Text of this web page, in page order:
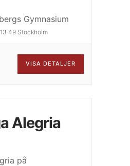
Gymnasium
49 Stockholm
VISA DETALJER
Alegria
på